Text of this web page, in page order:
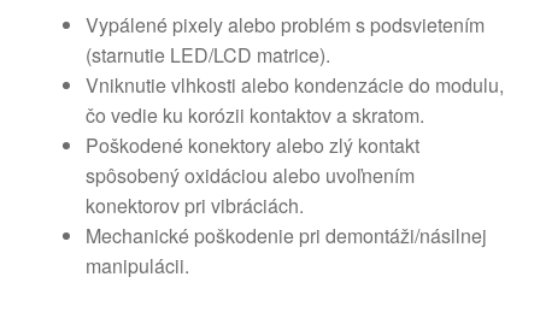
Vypálené pixely alebo problém s podsvietením
(starnutie LED/LCD matrice).
Vniknutie vlhkosti alebo kondenzácie do modulu,
čo vedie ku korózii kontaktov a skratom.
Poškodené konektory alebo zlý kontakt
spôsobený oxidáciou alebo uvoľnením
konektorov pri vibráciách.
Mechanické poškodenie pri demontáži/násilnej
manipulácii.